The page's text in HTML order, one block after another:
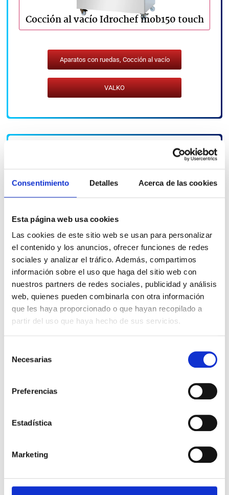
Consentimiento Detalles Acerca de las cookies
Esta página web usa cookies
Las cookies de este sitio web se usan para personalizar
el contenido y los anuncios, ofrecer funciones de redes
sociales y analizar el tráfico. Además, compartimos
información sobre el uso que haga del sitio web con
nuestros partners de redes sociales, publicidad y análisis
web, quienes pueden combinarla con otra información
que les haya proporcionado o que hayan recopilado a
partir del uso que haya hecho de sus servicios.
Necesarias
Preferencias
Estadística
Marketing
Cocción al vacío Idrochef mob150 touch
Aparatos con ruedas, Cocción al vacío
VALKO
Cocción al vacío Idrochef mob70 touch
Aparatos con ruedas,Cocción al vacío
VALKO
Cocción al vacío Idromax 250 cooking
system